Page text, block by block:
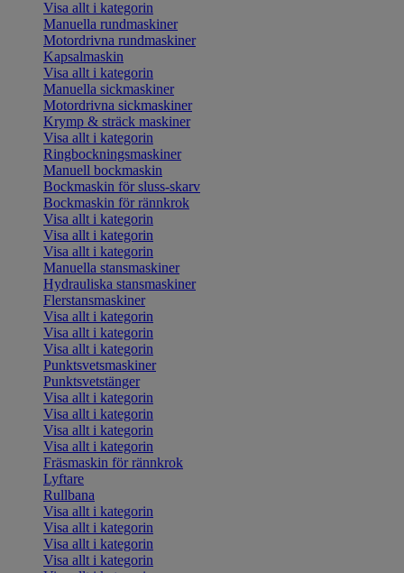
Visa allt i kategorin
Manuella rundmaskiner
Motordrivna rundmaskiner
Kapsalmaskin
Visa allt i kategorin
Manuella sickmaskiner
Motordrivna sickmaskiner
Krymp & sträck maskiner
Visa allt i kategorin
Ringbockningsmaskiner
Manuell bockmaskin
Bockmaskin för sluss-skarv
Bockmaskin för rännkrok
Visa allt i kategorin
Visa allt i kategorin
Visa allt i kategorin
Manuella stansmaskiner
Hydrauliska stansmaskiner
Flerstansmaskiner
Visa allt i kategorin
Visa allt i kategorin
Visa allt i kategorin
Punktsvetsmaskiner
Punktsvetstänger
Visa allt i kategorin
Visa allt i kategorin
Visa allt i kategorin
Visa allt i kategorin
Fräsmaskin för rännkrok
Lyftare
Rullbana
Visa allt i kategorin
Visa allt i kategorin
Visa allt i kategorin
Visa allt i kategorin